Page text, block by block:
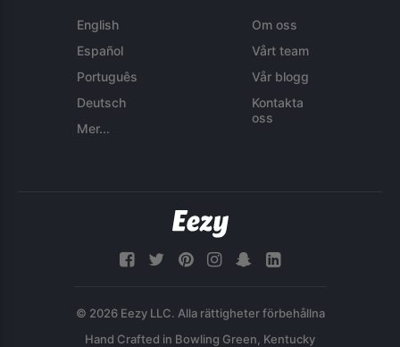
English
Español
Português
Deutsch
Mer...
Om oss
Vårt team
Vår blogg
Kontakta
oss
© 2026 Eezy LLC. Alla rättigheter förbehållna